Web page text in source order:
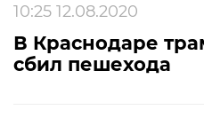
10:25 12.08.2020
В Краснодаре
сбил пешехода